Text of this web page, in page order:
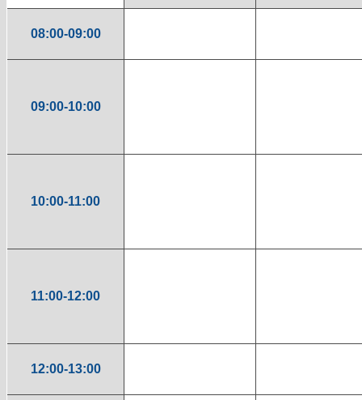
08:00-09:00
09:00-10:00
10:00-11:00
11:00-12:00
12:00-13:00